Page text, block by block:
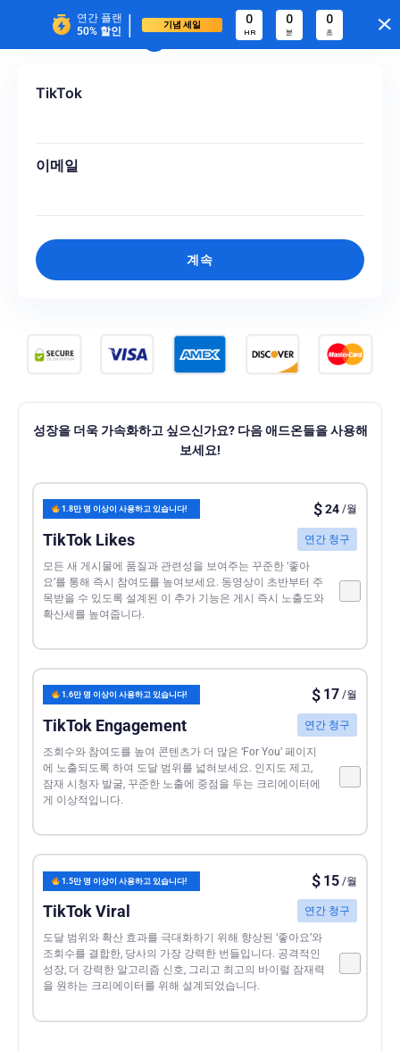
연간 플랜
50% 할인 | 기념 세일 0
HR
0
분
0
초
성장을 더욱 가속화하고 싶으신가요? 다음 애드온들을 사용해
보세요!
1.8만 명 이상이 사용하고 있습니다! $24 /월
연간 청구
TikTok Likes
모든 새 게시물에 품질과 관련성을 보여주는 꾸준한 ‘좋아
요’를 통해 즉시 참여도를 높여보세요. 동영상이 초반부터 주
목받을 수 있도록 설계된 이 추가 기능은 게시 즉시 노출도와
확산세를 높여줍니다.
1.6만 명 이상이 사용하고 있습니다! $ 17 /월
연간 청구
TikTok Engagement
조회수와 참여도를 높여 콘텐츠가 더 많은 ‘For You’ 페이지
에 노출되도록 하여 도달 범위를 넓혀보세요. 인지도 제고,
잠재 시청자 발굴, 꾸준한 노출에 중점을 두는 크리에이터에
게 이상적입니다.
1.5만 명 이상이 사용하고 있습니다! $ 15 /월
연간 청구
TikTok Viral
도달 범위와 확산 효과를 극대화하기 위해 향상된 ‘좋아요’와
조회수를 결합한, 당사의 가장 강력한 번들입니다. 공격적인
성장, 더 강력한 알고리즘 신호, 그리고 최고의 바이럴 잠재력
을 원하는 크리에이터를 위해 설계되었습니다.
TikTok
이메일
계속